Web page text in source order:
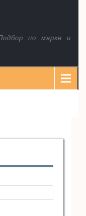
по марке и